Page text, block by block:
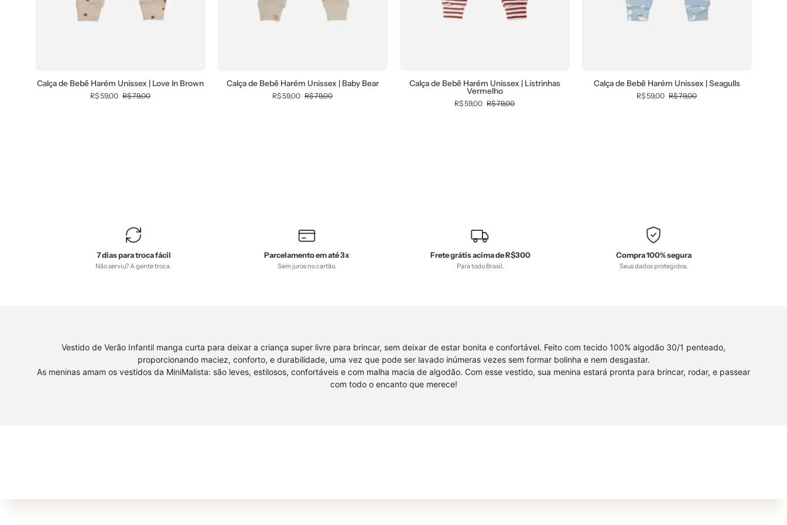
Calça de Bebê Harém Unissex | Love In Brown
R$ 59,00 R$ 79,00
(ursinhos
Coleção
Wild
Calça de Bebê Harém Unissex | Baby Bear
R$ 59,00 R$ 79,00
Calça de Bebê Harém Unissex | Listrinhas
Vermelho
R$ 59,00 R$ 79,00
Calça de Bebê Harém Unissex | Seagulls
R$ 59,00 R$ 79,00
7 dias para troca fácil
Não serviu? A gente troca.
Parcelamento em até 3x
Sem juros no cartão.
Frete grátis acima de R$300
Para todo Brasil.
Compra 100% segura
Seus dados protegidos.
Vestido de Verão Infantil manga curta para deixar a criança super livre para brincar, sem deixar de estar bonita e confortável. Feito com tecido 100% algodão 30/1 penteado,
proporcionando maciez, conforto, e durabilidade, uma vez que pode ser lavado inúmeras vezes sem formar bolinha e nem desgastar.
As meninas amam os vestidos da MiniMalista: são leves, estilosos, confortáveis e com malha macia de algodão. Com esse vestido, sua menina estará pronta para brincar, rodar, e passear
com todo o encanto que merece!